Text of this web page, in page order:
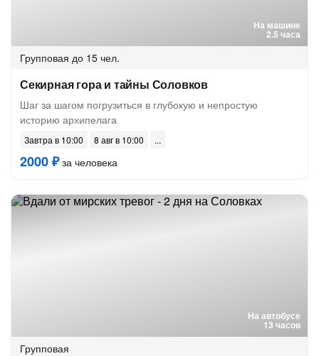
На машине
2.5 часа
Групповая до 15 чел.
Секирная гора и тайны Соловков
Шаг за шагом погрузиться в глубокую и непростую
историю архипелага
Завтра в 10:00 8 авг в 10:00
2000 ₽за человека
На автобусе
13 часов
Групповая